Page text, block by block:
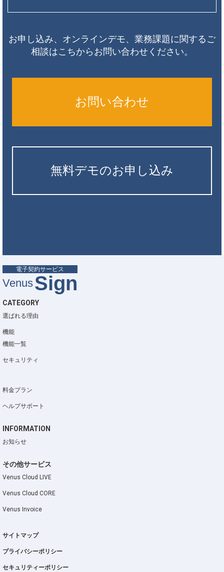
お申し込み、オンラインデモ、業務課題に関するご
相談はこちからお問い合わせください。
お問い合わせ
無料デモのお申し込み
電子契約サービス
VenusSign
CATEGORY
選ばれる理由
機能
機能一覧
セキュリティ
料金プラン
ヘルプサポート
INFORMATION
お知らせ
その他サービス
Venus Cloud LIVE
Venus Cloud CORE
Venus Invoice
サイトマップ
プライバシーポリシー
セキュリティーポリシー